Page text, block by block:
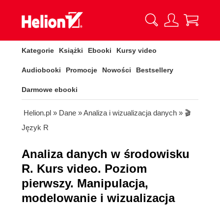
Kategorie Książki Ebooki Kursy video
Audiobooki Promocje Nowości Bestsellery
Darmowe ebooki
Helion.pl » Dane »Analiza i wizualizacja danych » 🎬
Język R
Analiza danych w środowisku
R. Kurs video. Poziom
pierwszy. Manipulacja,
modelowanie i wizualizacja